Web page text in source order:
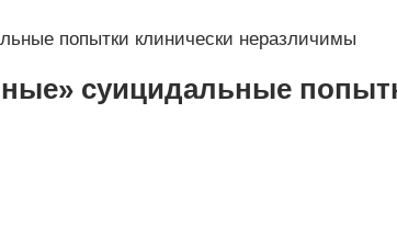
попытки клинически неразличимы
суицидальные